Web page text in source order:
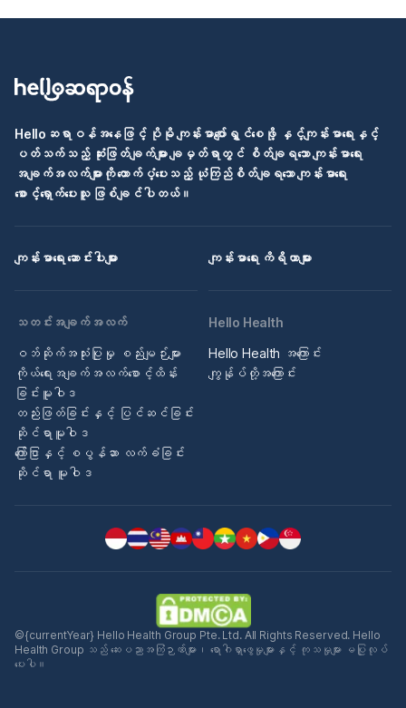
Helloဆရာဝန်အနေဖြင့် ပိုမို ကျန်းမာပျော်ရွှင်စေဖို့ နှင့်ကျန်းမာရေးနှင့်
ပတ်သက်သည့် ဆုံးဖြတ်ချက်များ ချမှတ်ရာတွင် စိတ်ချရသော ကျန်းမာရေး
အချက်အလက်များကို ထောက်ပံ့ပေးသည့် ယုံကြည်စိတ်ချရသော ကျန်းမာရေး
စောင့်ရှောက်ပေးသူ ဖြစ်ချင်ပါတယ်။
ကျန်းမာရေး ဆောင်းပါးများ ကျန်းမာရေး ကိရိယာများ
သတင်းအချက်အလက်
ဝဘ်ဆိုက်အသုံးပြုမှု စည်းမျဉ်းများ
ကိုယ်ရေးအချက်အလက်စောင့်ထိန်း
ခြင်းမူဝါဒ
တည်းဖြတ်ခြင်းနှင့် ပြင်ဆင်ခြင်း
ဆိုင်ရာမူဝါဒ
ကြော်ငြာနှင့် စပွန်ဆာ လက်ခံခြင်း
ဆိုင်ရာ မူဝါဒ
Hello Health
Hello Health အကြောင်း
ကျွန်ုပ်တို့အကြောင်း
©{currentYear} Hello Health Group Pte. Ltd. All Rights Reserved. Hello
Health Group သည် ဆေးပညာအကြံဉာဏ်များ၊ ရောဂါရှာဖွေမှုများနှင့် ကုသမှုများ မပြုလုပ်
ပေးပါ။